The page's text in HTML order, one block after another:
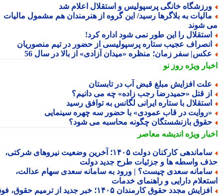
خانگی پرسپولیس و استقلال اعلام شد
به بلاگرها رسید/ این گروه از هنرمندان هم مشمول مالیات
شوند
را این طور نمی شود اداره کرد!
عجیب ستاره پرسپولیسی از حضور در تیم منصوریان
سفر زمان؛ منظره «میدان آزادی» از بالا در سال 56
ویژهروز نو
افزایش مبلغ قبض آب در تابستان
قتل «حمیدرضا رجب زاده» چه می دانیم؟
با ستاره ایرانی لگانس به توافق رسید
در قاب عمودی» با حضور سه چهره سینمایی
بازنشستگان چگونه محاسبه می شود؟
ویژهاندیشه معاصر
ساماندهی کارکنان دولت ۱۴۰۵؛ آخرین وضعیت نیروهای شرکتی،
واسطه ها و جزئیات طرح جدید دولت
سعدی چیست؟ | ورود به سامانه سعدی سهام عدالت،
دارایی و راهنمای خدمات
افزایش مجدد حقوق کارمندان ۱۴۰۵؛ خبر جدید از ترمیم حقوق، فوق